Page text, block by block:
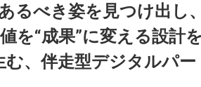
るべき姿を見つけ出し、
を“成果”に変える設計を
む、伴走型デジタルパー